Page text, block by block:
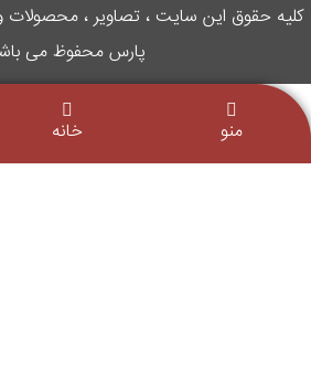
کلیه حقوق این سایت ، تصاویر ، محصولات
پارس محفوظ می
منو خانه